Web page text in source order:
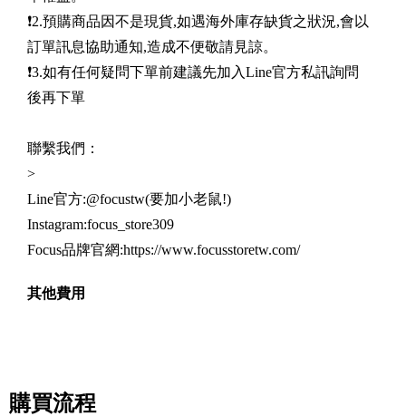
❗️2.預購商品因不是現貨,如遇海外庫存缺貨之狀況,會以
訂單訊息協助通知,造成不便敬請見諒。
❗️3.如有任何疑問下單前建議先加入Line官方私訊詢問
後再下單
聯繫我們：
>
Line官方:@focustw(要加小老鼠!)
Instagram:focus_store309
Focus品牌官網:https://www.focusstoretw.com/
其他費用
購買流程